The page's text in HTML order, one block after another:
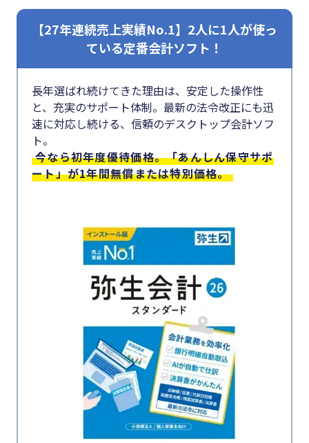
#電子帳簿保存法
#集客
#DX
#生産性向上
#採用
#人材育成
顧客獲得・売上アップ
人材（採用・育成・定着）
事業成長・経営力アップ
経営ノウハウ＆トレンド
弥生の製品・サービス
業務効率化
イス
簿保存法
#資金調
【27年連続売上実績No.1】2人に1人が使っ
ている定番会計ソフト！
長年選ばれ続けてきた理由は、安定した操作性
と、充実のサポート体制。最新の法令改正にも迅
速に対応し続ける、信頼のデスクトップ会計ソフ
ト。
今なら初年度優待価格。「あんしん保守サポ
ート」が1年間無償または特別価格。